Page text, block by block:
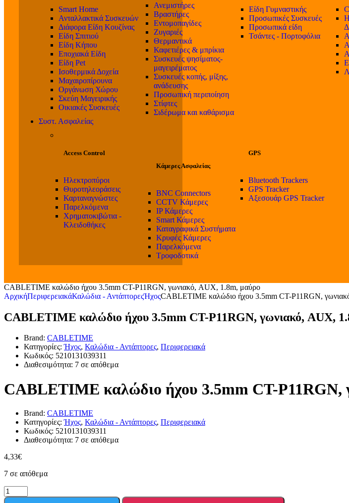
Smart Home
Ανταλλακτικά Συσκευών
Διάφορα Είδη Κουζίνας
Είδη Σπιτιού
Είδη Κήπου
Εποχιακά Είδη
Είδη Pet
Ισοθερμικά Δοχεία
Μαχαιροπίρουνα
Οργάνωση Χώρου
Σκεύη Μαγειρικής
Οικιακές Συσκευές
Ανεμιστήρες
Βραστήρες
Εντομοπαγίδες
Ζυγαριές
Θερμαντικά
Καφετιέρες & μπρίκια
Συσκευές ψησίματος-
μαγειρέματος
Συσκευές κοπής, μίξης,
ανάδευσης
Προσωπική περιποίηση
Στίφτες
Σιδέρωμα και καθάρισμα
Είδη Γυμναστικής
Προσωπικές Συσκευές
Προσωπικά είδη
Τσάντες - Πορτοφόλια
Συστ. Ασφαλείας
Access Control
Ηλεκτροπύροι
Θυροτηλεοράσεις
Καρταναγνώστες
Παρελκόμενα
Χρηματοκιβώτια -
Κλειδοθήκες
Κάμερες Ασφαλείας
BNC Connectors
CCTV Κάμερες
IP Κάμερες
Smart Κάμερες
Καταγραφικά Συστήματα
Κρυφές Κάμερες
Παρελκόμενα
Τροφοδοτικά
GPS
Bluetooth Trackers
GPS Tracker
Αξεσουάρ GPS Tracker
CABLETIME καλώδιο ήχου 3.5mm CT-P11RGN, γωνιακό, AUX, 1.8m, μαύρο
ΑρχικήΠεριφερειακάΚαλώδια - ΑντάπτορεςΉχοςCABLETIME καλώδιο ήχου 3.5mm CT-P11RGN,
CABLETIME καλώδιο ήχου 3.5mm CT-P11RGN, γωνιακό, AUX,
Brand: CABLETIME
Κατηγορίες: Ήχος, Καλώδια - Αντάπτορες, Περιφερειακά
Κωδικός: 5210131039311
Διαθεσιμότητα: 7 σε απόθεμα
CABLETIME καλώδιο ήχου 3.5mm CT-P11RGN,
Brand: CABLETIME
Κατηγορίες: Ήχος, Καλώδια - Αντάπτορες, Περιφερειακά
Κωδικός: 5210131039311
Διαθεσιμότητα: 7 σε απόθεμα
4,33€
7 σε απόθεμα